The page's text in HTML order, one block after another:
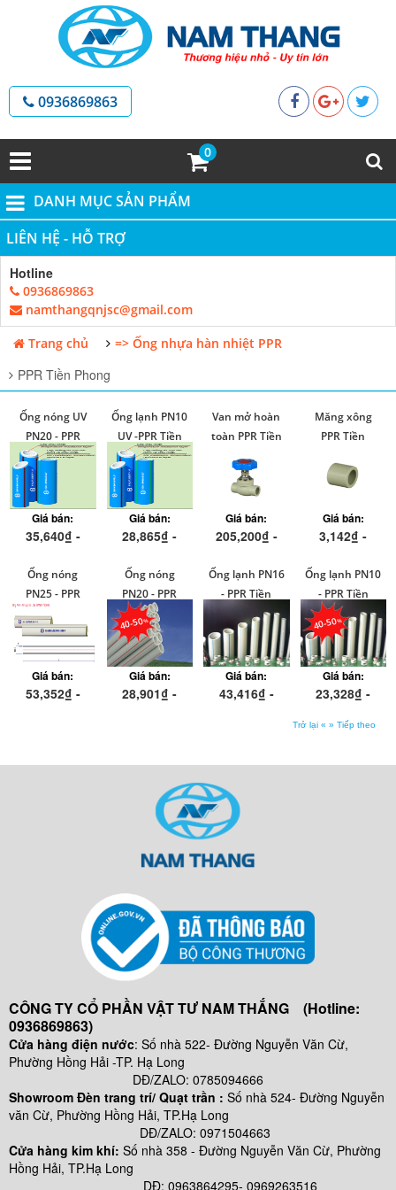
0936869863
0
DANH MỤC SẢN PHẨM
LIÊN HỆ - HỖ TRỢ
Hotline
0936869863
namthangqnjsc@gmail.com
Trang chủ
=> Ống nhựa hàn nhiệt PPR
PPR Tiền Phong
Ống nóng UV
PN20 - PPR
Tiền Phong
Giá bán:
35,640₫ -
Ống lạnh PN10
UV -PPR Tiền
Phong
Giá bán:
28,865₫ -
Van mở hoàn
toàn PPR Tiền
Phong
Giá bán:
205,200₫ -
Măng xông
PPR Tiền
Giá bán:
3,142₫ -
Ống nóng
PN25 - PPR
Tiền Phong
Giá bán:
53,352₫ -
Ống nóng
PN20 - PPR
Tiền Phong
40-50
Giá bán:
28,901₫ -
Ống lạnh PN16
- PPR Tiền
Phong
Giá bán:
43,416₫ -
Ống lạnh PN10
- PPR Tiền
Phong
40-50
Giá bán:
23,328₫ -
Trở lại « » Tiếp theo
CÔNG TY CỔ PHẦN VẬT TƯ NAM THẮNG (Hotline:
0936869863)
Cửa hàng điện nước: Số nhà 522- Đường Nguyễn Văn Cừ,
Phường Hồng Hải -TP. Hạ Long
DĐ/ZALO: 0785094666
Showroom Đèn trang trí/ Quạt trần : Số nhà 524- Đường Nguyễn
văn Cừ, Phường Hồng Hải, TP.Hạ Long
DĐ/ZALO: 0971504663
Cửa hàng kim khí: Số nhà 358 - Đường Nguyễn Văn Cừ, Phường
Hồng Hải, TP.Hạ Long
DĐ: 0963864295- 0969263516